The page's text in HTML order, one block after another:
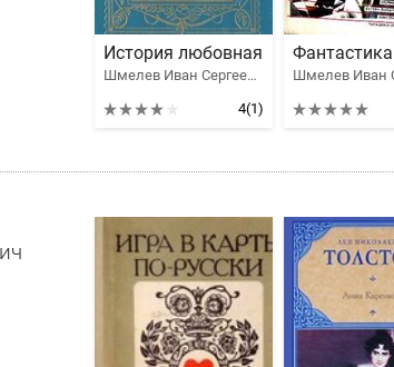
История любовная
Шмелев Иван Сергеевич
4(1)